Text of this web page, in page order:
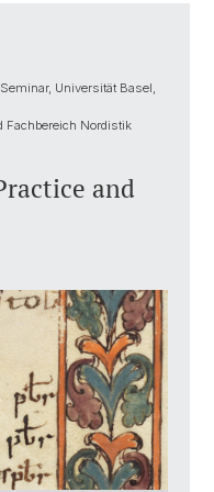
Universität Basel,
Fachbereich Nordistik
and